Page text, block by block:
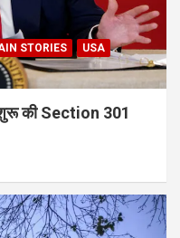
STORIES
USA
शुरू की Section 301